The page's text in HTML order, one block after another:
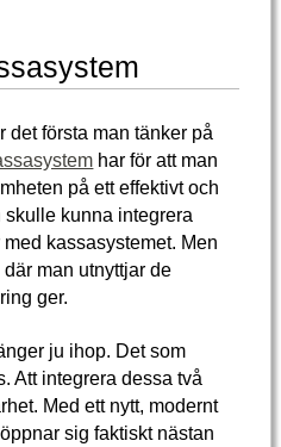
det första man tänker på
har för att man
på ett effektivt och
skulle kunna integrera
kassasystemet. Men
man utnyttjar de
ger.
ju ihop. Det som
Att integrera dessa två
Med ett nytt, modernt
sig faktiskt nästan